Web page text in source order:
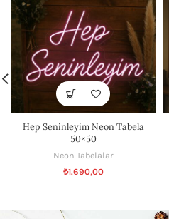
Hep Seninleyim Neon Tabela
50×50
Neon Tabelalar
₺1.690,00